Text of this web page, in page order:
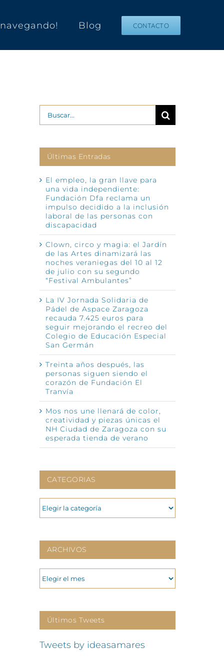
navegando! Blog CONTACTO
Buscar:
Últimas Entradas
El empleo, la gran llave para
una vida independiente:
Fundación Dfa reclama un
impulso decidido a la inclusión
laboral de las personas con
discapacidad
Clown, circo y magia: el Jardín
de las Artes dinamizará las
noches veraniegas del 10 al 12
de julio con su segundo
“Festival Ambulantes”
La IV Jornada Solidaria de
Pádel de Aspace Zaragoza
recauda 7.425 euros para
seguir mejorando el recreo del
Colegio de Educación Especial
San Germán
Treinta años después, las
personas siguen siendo el
corazón de Fundación El
Tranvía
Mos nos une llenará de color,
creatividad y piezas únicas el
NH Ciudad de Zaragoza con su
esperada tienda de verano
CATEGORIAS
CATEGORIAS
ARCHIVOS
ARCHIVOS
Últimos Tweets
Tweets by ideasamares